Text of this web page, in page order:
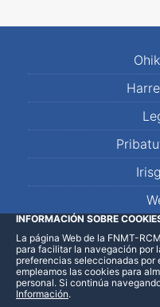
LinkedInFacebook
INFORMACIÓN SOBRE
La página Web de la FNMT-
para facilitar la navegación por
preferencias seleccionadas por
empleamos las cookies para
personal. Si continúa
Información.